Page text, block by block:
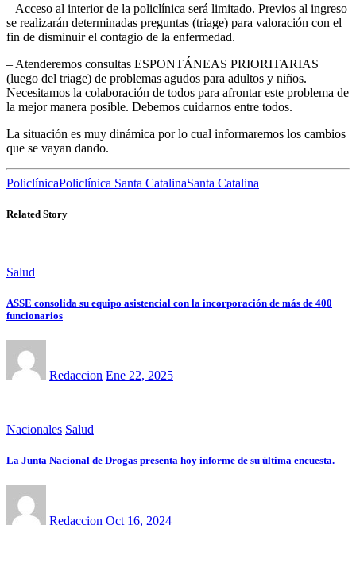
– Acceso al interior de la policlínica será limitado. Previos al ingreso
se realizarán determinadas preguntas (triage) para valoración con el
fin de disminuir el contagio de la enfermedad.
– Atenderemos consultas ESPONTÁNEAS PRIORITARIAS
(luego del triage) de problemas agudos para adultos y niños.
Necesitamos la colaboración de todos para afrontar este problema de
la mejor manera posible. Debemos cuidarnos entre todos.
La situación es muy dinámica por lo cual informaremos los cambios
que se vayan dando.
PoliclínicaPoliclínica Santa CatalinaSanta Catalina
Related Story
Salud
ASSE consolida su equipo asistencial con la incorporación de más de 400
funcionarios
Redaccion Ene 22, 2025
Nacionales Salud
La Junta Nacional de Drogas presenta hoy informe de su última encuesta.
Redaccion Oct 16, 2024